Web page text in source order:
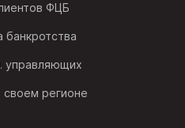
ФЦБ
банкротства
управляющих
своем регионе